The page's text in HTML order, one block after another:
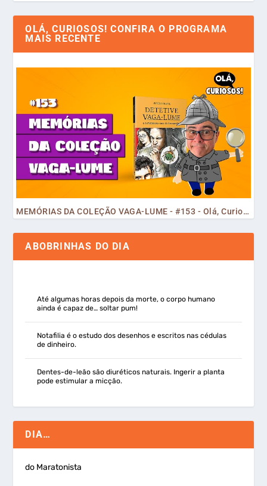
OLÁ, CURIOSOS! CONFIRA O PROGRAMA
MAIS RECENTE
MEMÓRIAS DA COLEÇÃO VAGA-LUME - #153 - Olá, Curiosos! 2023
ABOBRINHAS DO DIA
Até algumas horas depois da morte, o corpo humano
ainda é capaz de… soltar pum!
Notafilia é o estudo dos desenhos e escritos nas cédulas
de dinheiro.
Dentes-de-leão são diuréticos naturais. Ingerir a planta
pode estimular a micção.
DIA…
do Maratonista